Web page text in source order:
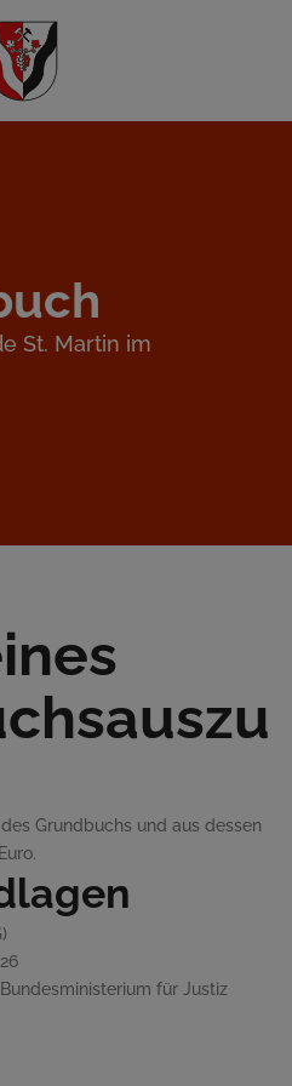
St. Martin im
Grundbuchs und aus dessen
Bundesministerium für Justiz